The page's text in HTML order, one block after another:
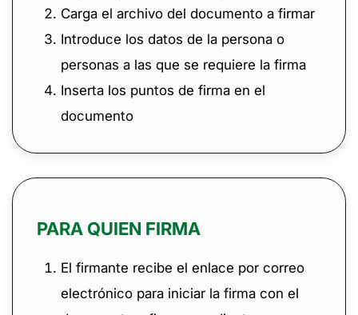
Carga el archivo del documento a firmar
Introduce los datos de la persona o
personas a las que se requiere la firma
Inserta los puntos de firma en el
documento
PARA QUIEN FIRMA
El firmante recibe el enlace por correo
electrónico para iniciar la firma con el